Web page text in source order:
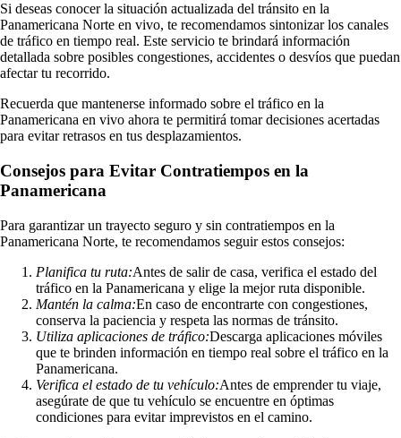
Si deseas conocer la situación actualizada del tránsito en la
Panamericana Norte en vivo, te recomendamos sintonizar los canales
de tráfico en tiempo real. Este servicio te brindará información
detallada sobre posibles congestiones, accidentes o desvíos que puedan
afectar tu recorrido.
Recuerda que mantenerse informado sobre el tráfico en la
Panamericana en vivo ahora te permitirá tomar decisiones acertadas
para evitar retrasos en tus desplazamientos.
Consejos para Evitar Contratiempos en la
Panamericana
Para garantizar un trayecto seguro y sin contratiempos en la
Panamericana Norte, te recomendamos seguir estos consejos:
Planifica tu ruta:Antes de salir de casa, verifica el estado del
tráfico en la Panamericana y elige la mejor ruta disponible.
Mantén la calma:En caso de encontrarte con congestiones,
conserva la paciencia y respeta las normas de tránsito.
Utiliza aplicaciones de tráfico:Descarga aplicaciones móviles
que te brinden información en tiempo real sobre el tráfico en la
Panamericana.
Verifica el estado de tu vehículo:Antes de emprender tu viaje,
asegúrate de que tu vehículo se encuentre en óptimas
condiciones para evitar imprevistos en el camino.